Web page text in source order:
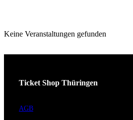
Keine Veranstaltungen gefunden
Ticket Shop Thüringen
AGB